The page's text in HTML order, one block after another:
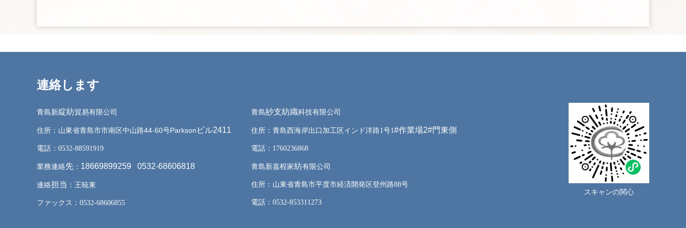
連絡します
青島新綻紡貿易有限公司
住所：山東省青島市市南区中山路44-60号Parkson ビル2411
電話：0532-88591919
業務連絡先 ： 18669899259 0532-68606818
連絡担当 ：王暁東
ファックス：0532-68606855
青島紗支紡織科技有限公司
住所：青島西海岸出口加工区インド洋路1号1 #作業場2#門東側
電話：1760236868
青島新嘉程家紡有限公司
住所：山東省青島市平度市経済開発区登州路88号
電話：0532-853311273
スキャンの関心